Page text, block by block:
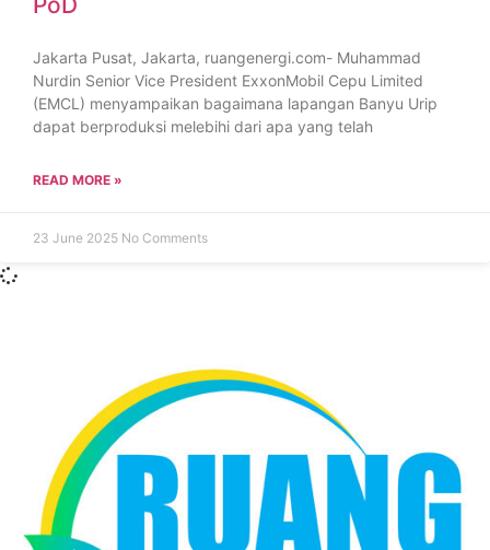
Jakarta Pusat, Jakarta, ruangenergi.com- Muhammad
Nurdin Senior Vice President ExxonMobil Cepu Limited
(EMCL) menyampaikan bagaimana lapangan Banyu Urip
dapat berproduksi melebihi dari apa yang telah
READ MORE »
23 June 2025 No Comments